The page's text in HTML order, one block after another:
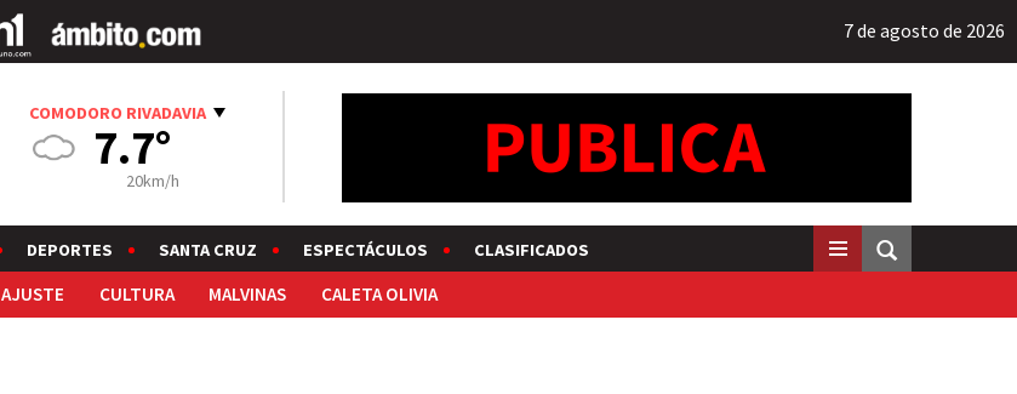
7 de agosto de 2026
COMODORO RIVADAVIA
7.7°
20km/h
DEPORTES SANTA CRUZ ESPECTÁCULOS CLASIFICADOS
AJUSTE CULTURA MALVINAS CALETA OLIVIA